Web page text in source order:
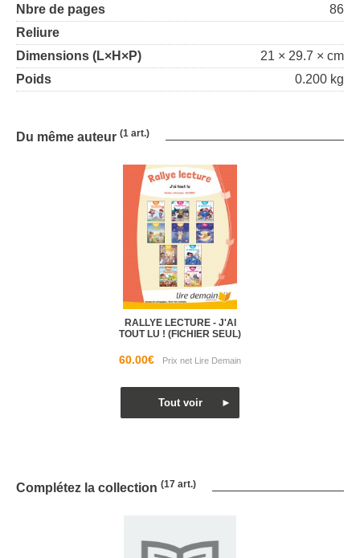
Nbre de pages
86
Reliure
Dimensions (L×H×P)
21 × 29.7 × cm
Poids
0.200 kg
Du même auteur (1 art.)
RALLYE LECTURE - J'AI
TOUT LU ! (FICHIER SEUL)
60.00€
Complétez la collection (17 art.)